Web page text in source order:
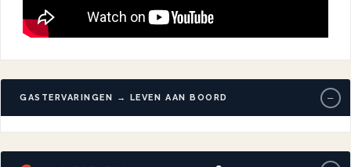
GASTERVARINGEN → LEVEN AAN BOORD −